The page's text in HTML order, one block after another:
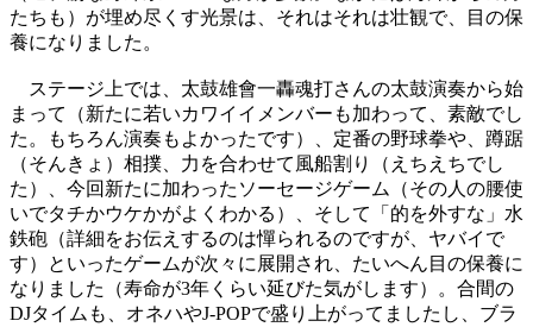
たちも）が埋め尽くす光景は、それはそれは壮観で、目の保
養になりました。
ステージ上では、太鼓雄會一轟魂打さんの太鼓演奏から始
まって（新たに若いカワイイメンバーも加わって、素敵でし
た。もちろん演奏もよかったです）、定番の野球拳や、蹲踞
（そんきょ）相撲、力を合わせて風船割り（えちえちでし
た）、今回新たに加わったソーセージゲーム（その人の腰使
いでタチかウケかがよくわかる）、そして「的を外すな」水
鉄砲（詳細をお伝えするのは憚られるのですが、ヤバイで
す）といったゲームが次々に展開され、たいへん目の保養に
なりました（寿命が3年くらい延びた気がします）。合間の
DJタイムも、オネハやJ-POPで盛り上がってましたし、ブラ